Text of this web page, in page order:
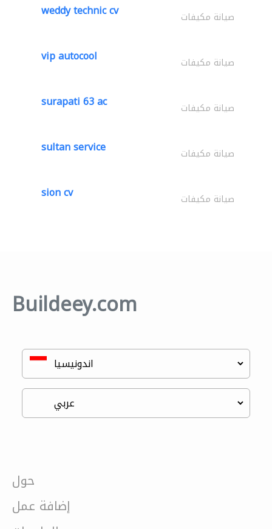
weddy technic cv صيانة مكيفات
vip autocool صيانة مكيفات
surapati 63 ac صيانة مكيفات
sultan service صيانة مكيفات
sion cv صيانة مكيفات
Buildeey.com
حول
إضافة عمل